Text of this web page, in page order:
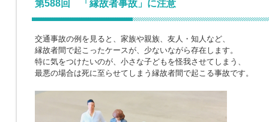
第588回 「縁故者事故」に注意
交通事故の例を見ると、家族や親族、友人・知人など、
縁故者間で起こったケースが、少ないながら存在します。
特に気をつけたいのが、小さな子どもを怪我させてしまう、
最悪の場合は死に至らせてしまう縁故者間で起こる事故です。